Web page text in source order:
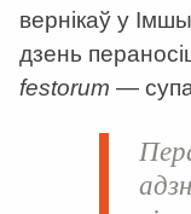
вернікаў у
дзень
festorum —